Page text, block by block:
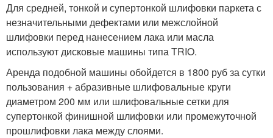
Для средней, тонкой и супертонкой шлифовки паркета с
незначительными дефектами или межслойной
шлифовки перед нанесением лака или масла
используют дисковые машины типа TRIO.
Аренда подобной машины обойдется в 1800 руб за сутки
пользования + абразивные шлифовальные круги
диаметром 200 мм или шлифовальные сетки для
супертонкой финишной шлифовки или промежуточной
прошлифовки лака между слоями.